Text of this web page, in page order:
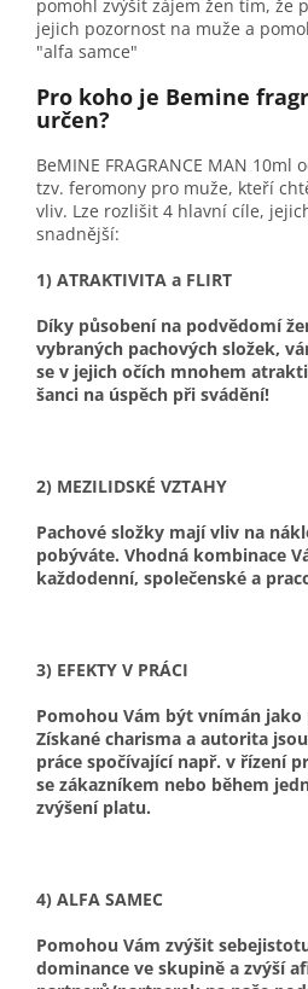
pomohl zvýšit zájem žen tím, že
jejich pozornost na muže a
"alfa samce"
Pro koho je Bemine
určen?
BeMINE FRAGRANCE MAN 10ml
tzv. feromony pro muže, kteří
vliv. Lze rozlišit 4 hlavní cíle,
snadnější:
1) ATRAKTIVITA a FLIRT
Díky působení na podvědomí
vybraných pachových složek,
se v jejich očích mnohem
šanci na úspěch při svádění!
2) MEZILIDSKÉ VZTAHY
Pachové složky mají vliv na
pobýváte. Vhodná kombinace
každodenní, společenské a
3) EFEKTY V PRÁCI
Pomohou Vám být vnímán
Získané charisma a autorita
práce spočívající např. v řízení
se zákazníkem nebo během
zvýšení platu.
4) ALFA SAMEC
Pomohou Vám zvýšit
dominance ve skupině a zvýší